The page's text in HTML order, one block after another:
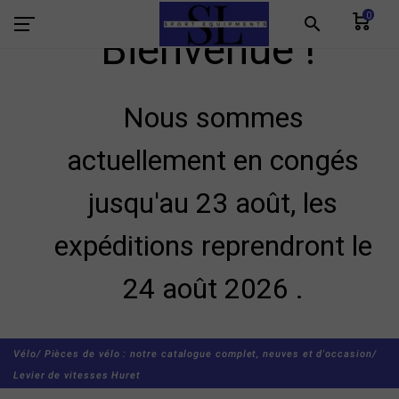
search 0
Bienvenue !
Nous sommes
actuellement en congés
jusqu'au 23 août, les
expéditions reprendront le
24 août 2026 .
Vélo/ Pièces de vélo : notre catalogue complet, neuves et d'occasion/
Levier de vitesses Huret